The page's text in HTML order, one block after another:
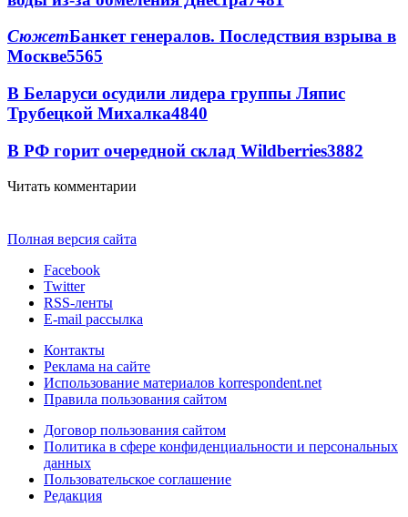
СюжетБанкет генералов. Последствия взрыва в
Москве5565
В Беларуси осудили лидера группы Ляпис
Трубецкой Михалка4840
В РФ горит очередной склад Wildberries3882
Читать комментарии
Полная версия сайта
Facebook
Twitter
RSS-ленты
E-mail рассылка
Контакты
Реклама на сайте
Использование материалов korrespondent.net
Правила пользования сайтом
Договор пользования сайтом
Политика в сфере конфиденциальности и персональных
данных
Пользовательское соглашение
Редакция